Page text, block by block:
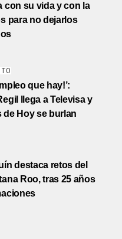
con su vida y con la
para no dejarlos
que hay!’:
llega a Televisa y
Hoy se burlan
destaca retos del
Roo, tras 25 años